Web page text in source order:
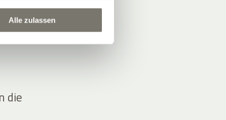
Alle zulassen
die